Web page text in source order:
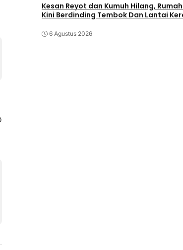
Kesan Reyot dan Kumuh Hilang,
Kini Berdinding Tembok Dan Lantai
6 Agustus 2026